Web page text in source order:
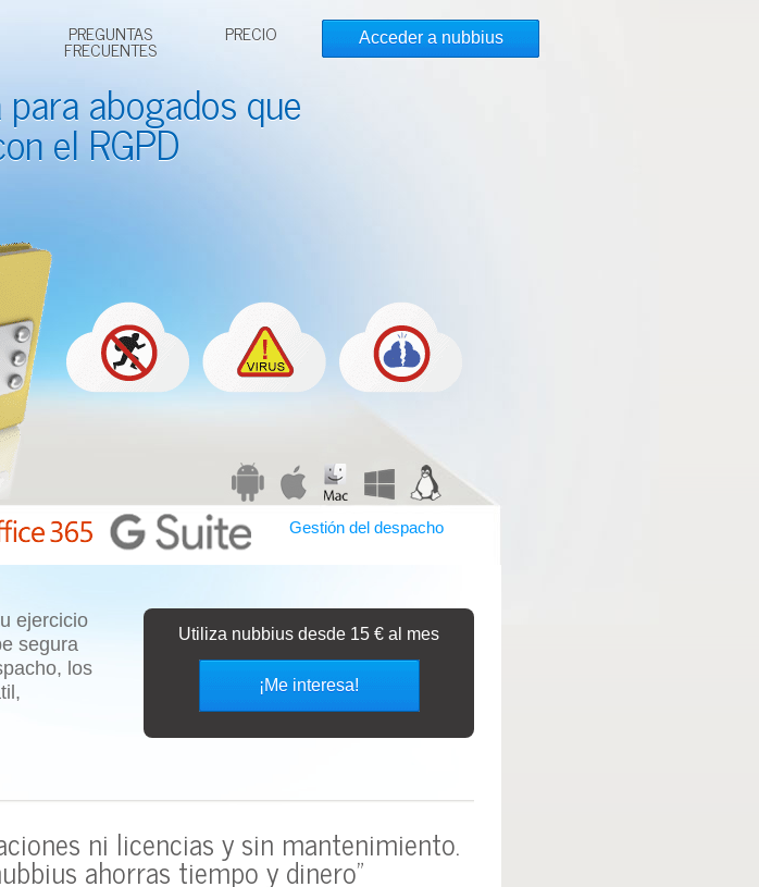
PREGUNTAS
FRECUENTES
PRECIO Acceder a nubbius
abogadosque
el RGPD
Gestión del despacho
ejercicio
segura
los
Utiliza nubbius desde 15 € al mes
¡Me interesa!
ni licencias y sin mantenimiento.
ahorras tiempo y dinero"